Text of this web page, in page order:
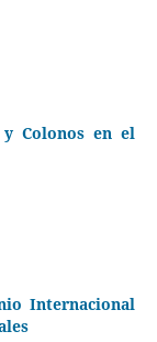
Colonos en el
Internacional